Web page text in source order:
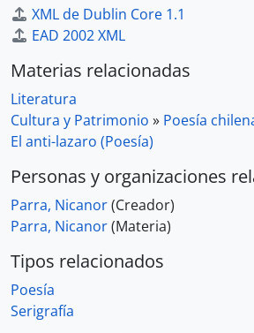
XML de Dublin Core 1.1
EAD 2002 XML
Materias relacionadas
Literatura
Cultura y Patrimonio » Poesía
El anti-lazaro (Poesía)
Personas y organizaciones
Parra, Nicanor(Creador)
Parra, Nicanor(Materia)
Tipos relacionados
Poesía
Serigrafía